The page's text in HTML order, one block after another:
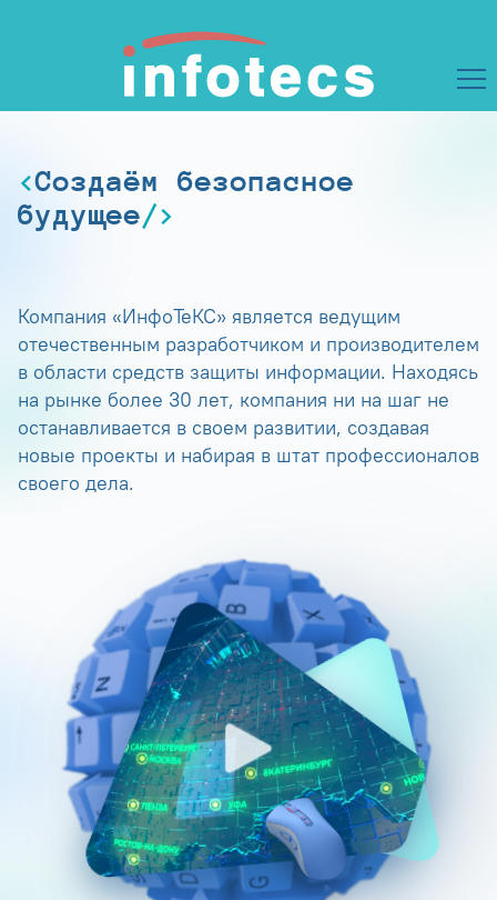
Создаём безопасное
будущее
Компания «ИнфоТеКС» является ведущим
отечественным разработчиком и производителем
в области средств защиты информации. Находясь
на рынке более 30 лет, компания ни на шаг не
останавливается в своем развитии, создавая
новые проекты и набирая в штат профессионалов
своего дела.